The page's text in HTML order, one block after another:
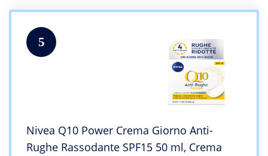
5
Nivea Q10 Power Crema Giorno Anti-
Rughe Rassodante SPF15 50 ml, Crema